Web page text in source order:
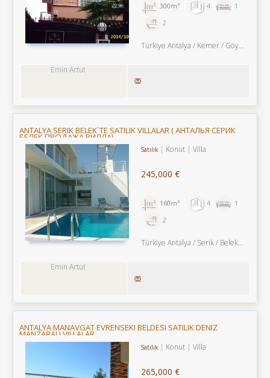
300m² 4
1
2
Türkiye Antalya / Kemer/ Göynük
Emin Artut
ANTALYA SERIK BELEK`TE SATILIK VILLALAR ( АНТАЛЬЯ СЕРИК
БЕЛЕК ПРОДАЖА ВИЛЛА)
Satılık Konut Villa
245,000 €
160m² 4
1
2
Türkiye Antalya / Serik/ Belek
Emin Artut
ANTALYA MANAVGAT EVRENSEKI BELDESI SATILIK DENIZ
MANZARALI VILLALAR
Satılık Konut Villa
265,000 €